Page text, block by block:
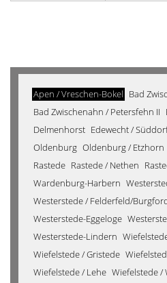
Apen / Vreschen-Bokel Bad
Bad Zwischenahn / Petersfehn II
Delmenhorst Edewecht /
Oldenburg Oldenburg / Etzhorn
Rastede Rastede / Nethen
Wardenburg-Harbern
Westerstede / Felderfeld/
Westerstede-Eggeloge
Westerstede-Lindern
Wiefelstede / Gristede
Wiefelstede / Lehe Wiefelstede /